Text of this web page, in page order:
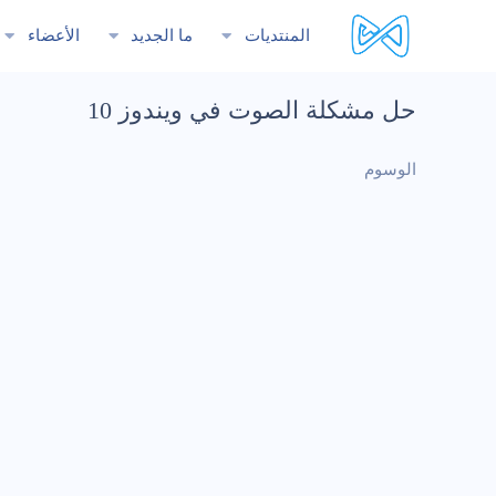
المنتديات ما الجديد الأعضاء
حل مشكلة الصوت في ويندوز 10
الوسوم